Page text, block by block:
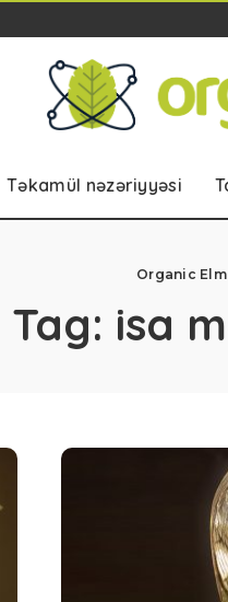
Təkamül nəzəriyyəsi
Organic Elm
Tag: isa